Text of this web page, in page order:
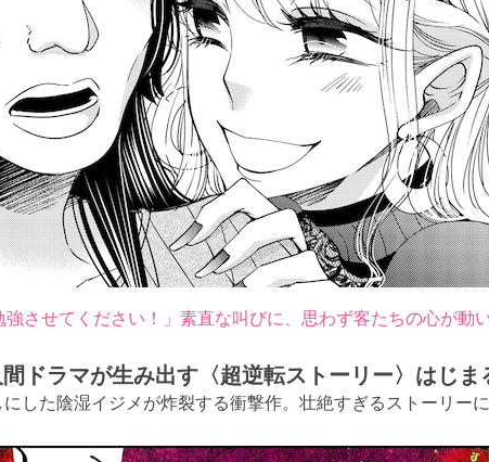
させてください！」素直な叫びに、思わず客たちの心が動
ドラマが生み出す〈超逆転ストーリー〉はじま
した陰湿イジメが炸裂する衝撃作。壮絶すぎるストーリー